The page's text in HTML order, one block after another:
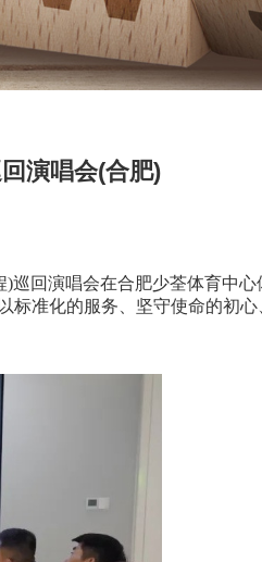
演唱会(合肥)
巡回演唱会在合肥少荃体育中心
标准化的服务、坚守使命的初心